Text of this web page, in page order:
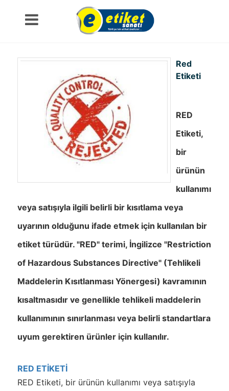
Red
Etiketi
RED
Etiketi,
bir
ürünün
kullanımı
veya satışıyla ilgili belirli bir kısıtlama veya
uyarının olduğunu ifade etmek için kullanılan bir
etiket türüdür. "RED" terimi, İngilizce "Restriction
of Hazardous Substances Directive" (Tehlikeli
Maddelerin Kısıtlanması Yönergesi) kavramının
kısaltmasıdır ve genellikle tehlikeli maddelerin
kullanımının sınırlanması veya belirli standartlara
uyum gerektiren ürünler için kullanılır.
RED ETİKETİ
RED Etiketi, bir ürünün kullanımı veya satışıyla